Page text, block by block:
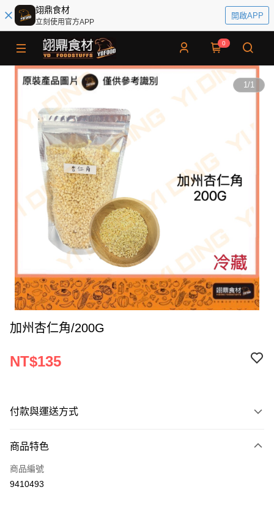
翊鼎食材
立刻使用官方APP
開啟APP
0
1/1
加州杏仁角/200G
NT$135
付款與運送方式
信用卡一次付款
Apple Pay
商品特色
商品編號
9410493